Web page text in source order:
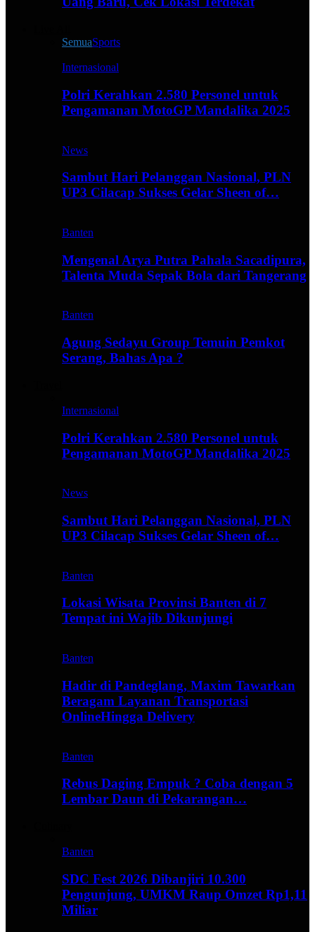
SemuaSports
Internasional
Polri Kerahkan 2.580 Personel untuk
Pengamanan MotoGP Mandalika 2025
News
Sambut Hari Pelanggan Nasional, PLN
UP3 Cilacap Sukses Gelar Sheen of…
Banten
Mengenal Arya Putra Pahala Sacadipura,
Talenta Muda Sepak Bola dari Tangerang
Banten
Agung Sedayu Group Temuin Pemkot
Serang, Bahas Apa ?
Internasional
Polri Kerahkan 2.580 Personel untuk
Pengamanan MotoGP Mandalika 2025
News
Sambut Hari Pelanggan Nasional, PLN
UP3 Cilacap Sukses Gelar Sheen of…
Banten
Lokasi Wisata Provinsi Banten di 7
Tempat ini Wajib Dikunjungi
Banten
Hadir di Pandeglang, Maxim Tawarkan
Beragam Layanan Transportasi
OnlineHingga Delivery
Banten
Rebus Daging Empuk ? Coba dengan 5
Lembar Daun di Pekarangan…
Banten
SDC Fest 2026 Dibanjiri 10.300
Pengunjung, UMKM Raup Omzet Rp1,11
Miliar